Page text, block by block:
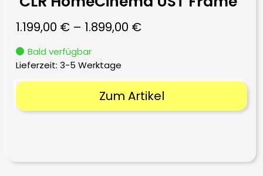
1.199,00 € – 1.899,00 €
Bald verfügbar
Lieferzeit: 3-5 Werktage
Zum Artikel